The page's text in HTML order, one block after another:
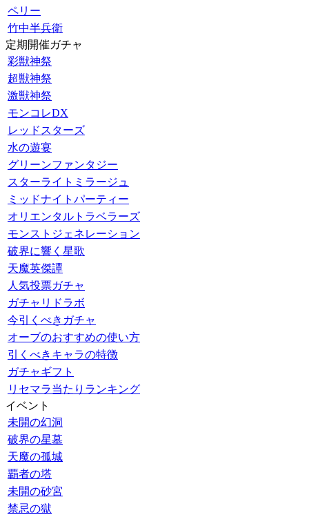
ペリー
竹中半兵衛
定期開催ガチャ
彩獣神祭
超獣神祭
激獣神祭
モンコレDX
レッドスターズ
水の遊宴
グリーンファンタジー
スターライトミラージュ
ミッドナイトパーティー
オリエンタルトラベラーズ
モンストジェネレーション
破界に響く星歌
天魔英傑譚
人気投票ガチャ
ガチャリドラボ
今引くべきガチャ
オーブのおすすめの使い方
引くべきキャラの特徴
ガチャギフト
リセマラ当たりランキング
イベント
未開の幻洞
破界の星墓
天魔の孤城
覇者の塔
未開の砂宮
禁忌の獄